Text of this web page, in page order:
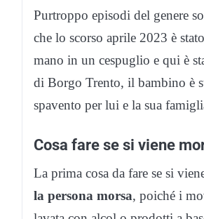
Purtroppo episodi del genere
che lo scorso aprile 2023 è
mano in un cespuglio e qui è
di Borgo Trento, il bambino è
spavento per lui e la sua
Cosa fare se si viene
La prima cosa da fare se si
la persona morsa, poiché i